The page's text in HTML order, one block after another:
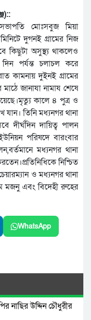
মোঃসবুজ মিয়া
দুগনই গ্রামের নিজ
কিছুটা অসুস্থ্য থাকলেও
পর্যন্ত চলাচল করে
কামনায় দুইনই গ্রামের
জানাযা নামায শেষে
কালে ৪ পুত্র ও
যান। তিনি মধ্যনগর থানা
দীর্ঘদিন দায়িত্ব পালন
পরিষদে বারংবার
মধ্যনগর থানা
নিশ্চিত
ও মধ্যনগর থানা
মজনু এবং বিদেহী রুহের
WhatsApp
নাছির উদ্দিন চৌধুরীর